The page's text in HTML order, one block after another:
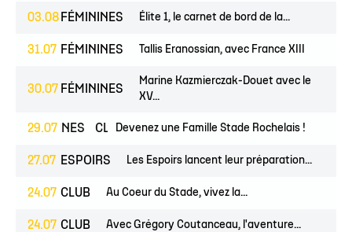
03.08 FÉMININES Élite 1, le carnet de bord de la...
31.07 FÉMININES Tallis Eranossian, avec France XIII
30.07 FÉMININES
Marine Kazmierczak-Douet avec le
XV...
29.07
FÉMININES CLUB Devenez une Famille Stade Rochelais !
27.07 ESPOIRS Les Espoirs lancent leur préparation...
24.07 CLUB Au Coeur du Stade, vivez la...
24.07 CLUB Avec Grégory Coutanceau, l'aventure...